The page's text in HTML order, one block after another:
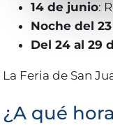
14 de junio:
Noche del
Del 24 al 29
La Feria de San
¿A qué